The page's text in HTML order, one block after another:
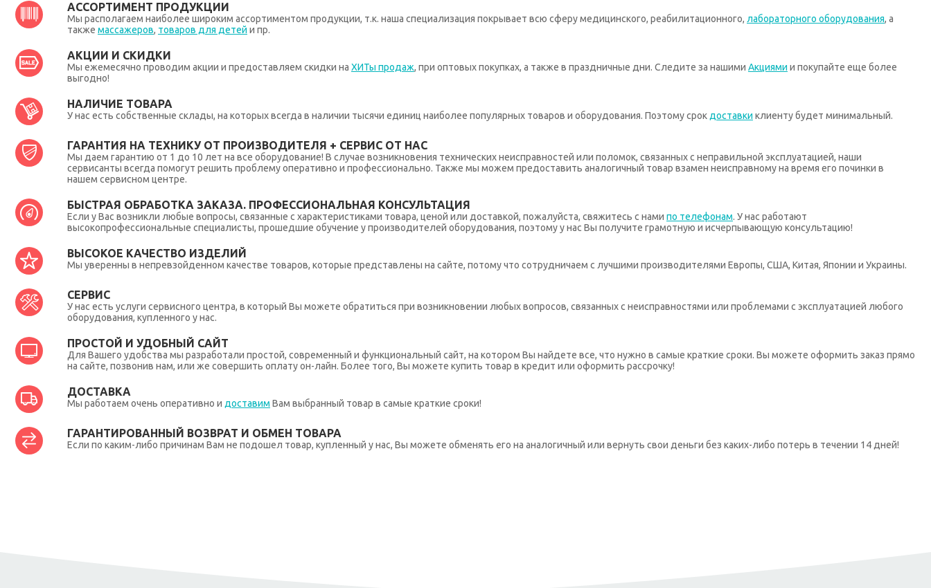
АССОРТИМЕНТ ПРОДУКЦИИ
Мы располагаем наиболее широким ассортиментом продукции, т.к. наша специализация покрывает всю сферу медицинского, реабилитационного, лабораторного оборудования, а
также массажеров, товаров для детей и пр.
АКЦИИ И СКИДКИ
Мы ежемесячно проводим акции и предоставляем скидки на ХИТы продаж, при оптовых покупках, а также в праздничные дни. Следите за нашими Акциями и покупайте еще более
выгодно!
НАЛИЧИЕ ТОВАРА
У нас есть собственные склады, на которых всегда в наличии тысячи единиц наиболее популярных товаров и оборудования. Поэтому срок доставки клиенту будет минимальный.
ГАРАНТИЯ НА ТЕХНИКУ ОТ ПРОИЗВОДИТЕЛЯ + СЕРВИС ОТ НАС
Мы даем гарантию от 1 до 10 лет на все оборудование! В случае возникновения технических неисправностей или поломок, связанных с неправильной эксплуатацией, наши
сервисанты всегда помогут решить проблему оперативно и профессионально. Также мы можем предоставить аналогичный товар взамен неисправному на время его починки в
нашем сервисном центре.
БЫСТРАЯ ОБРАБОТКА ЗАКАЗА. ПРОФЕССИОНАЛЬНАЯ КОНСУЛЬТАЦИЯ
Если у Вас возникли любые вопросы, связанные с характеристиками товара, ценой или доставкой, пожалуйста, свяжитесь с нами по телефонам. У нас работают
высокопрофессиональные специалисты, прошедшие обучение у производителей оборудования, поэтому у нас Вы получите грамотную и исчерпывающую консультацию!
ВЫСОКОЕ КАЧЕСТВО ИЗДЕЛИЙ
Мы уверенны в непревзойденном качестве товаров, которые представлены на сайте, потому что сотрудничаем с лучшими производителями Европы, США, Китая, Японии и Украины.
СЕРВИС
У нас есть услуги сервисного центра, в который Вы можете обратиться при возникновении любых вопросов, связанных с неисправностями или проблемами с эксплуатацией любого
оборудования, купленного у нас.
ПРОСТОЙ И УДОБНЫЙ САЙТ
Для Вашего удобства мы разработали простой, современный и функциональный сайт, на котором Вы найдете все, что нужно в самые краткие сроки. Вы можете оформить заказ прямо
на сайте, позвонив нам, или же совершить оплату он-лайн. Более того, Вы можете купить товар в кредит или оформить рассрочку!
ДОСТАВКА
Мы работаем очень оперативно и доставим Вам выбранный товар в самые краткие сроки!
ГАРАНТИРОВАННЫЙ ВОЗВРАТ И ОБМЕН ТОВАРА
Если по каким-либо причинам Вам не подошел товар, купленный у нас, Вы можете обменять его на аналогичный или вернуть свои деньги без каких-либо потерь в течении 14 дней!